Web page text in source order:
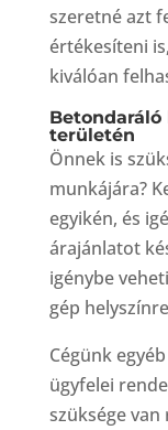
szeretné azt
értékesíteni
kiválóan
Betondaráló
területén
Önnek is
munkájára?
egyikén, és
árajánlatot
igénybe
gép
Cégünk
ügyfelei
szüksége